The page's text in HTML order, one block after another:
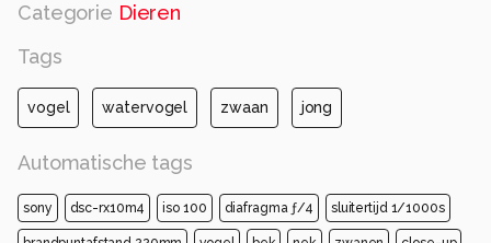
Categorie Dieren
Tags
vogel watervogel zwaan jong
Automatische tags
sony dsc-rx10m4 iso 100 diafragma ƒ/4 sluitertijd 1/1000s